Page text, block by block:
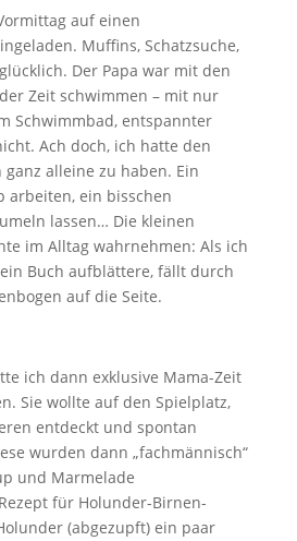
auf einen
Muffins, Schatzsuche,
Der Papa war mit den
Zeit schwimmen – mit nur
Schwimmbad, entspannter
Ach doch, ich hatte den
alleine zu haben. Ein
arbeiten, ein bisschen
lassen… Die kleinen
im Alltag wahrnehmen: Als ich
Buch aufblättere, fällt durch
auf die Seite.
ich dann exklusive Mama-Zeit
Sie wollte auf den Spielplatz,
entdeckt und spontan
wurden dann „fachmännisch“
und Marmelade
für Holunder-Birnen-
(abgezupft) ein paar